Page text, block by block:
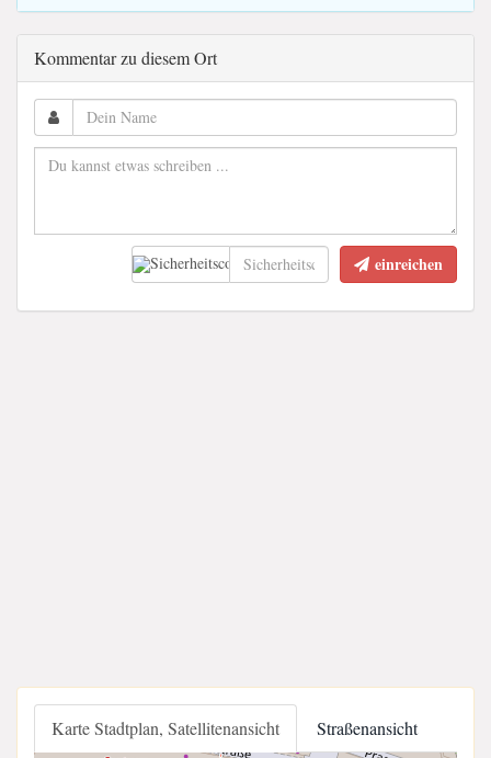
Kommentar zu diesem Ort
einreichen
Karte Stadtplan, Satellitenansicht Straßenansicht